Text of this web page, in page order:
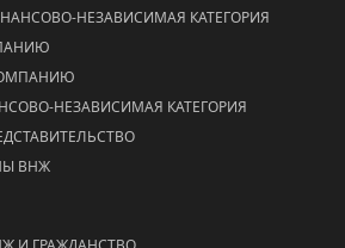
НЕЗАВИСИМАЯ КАТЕГОРИЯ
НЕЗАВИСИМАЯ КАТЕГОРИЯ
ВНЖ